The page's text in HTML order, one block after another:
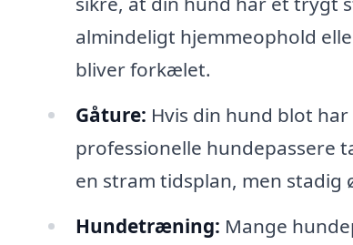
almindeligt hjemmeophold
bliver forkælet.
Gåture: Hvis din hund blot
professionelle hundepassere
en stram tidsplan, men stadig
Hundetræning: Mange